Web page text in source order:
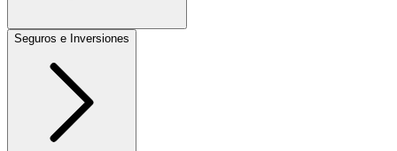
Seguros e Inversiones